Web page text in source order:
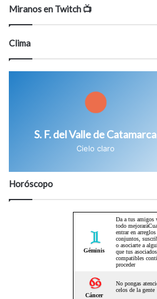
Miranos en Twitch 📺
Clima
S. F. del Valle de Catamarca
Cielo claro
Horóscopo